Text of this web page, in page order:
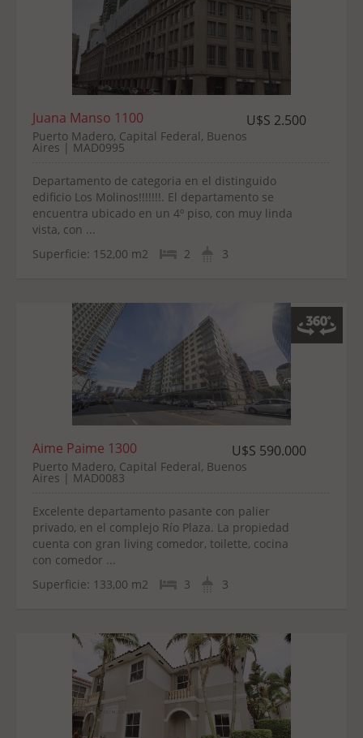
Juana Manso 1100 U$S 2.500
Puerto Madero, Capital Federal, Buenos
Aires | MAD0995
Departamento de categoria en el distinguido
edificio Los Molinos!!!!!!!. El departamento se
encuentra ubicado en un 4º piso, con muy linda
vista, con ...
Superficie: 152,00 m2 2 3
Aime Paime 1300 U$S 590.000
Puerto Madero, Capital Federal, Buenos
Aires | MAD0083
Excelente departamento pasante con palier
privado, en el complejo Río Plaza. La propiedad
cuenta con gran living comedor, toilette, cocina
con comedor ...
Superficie: 133,00 m2 3 3